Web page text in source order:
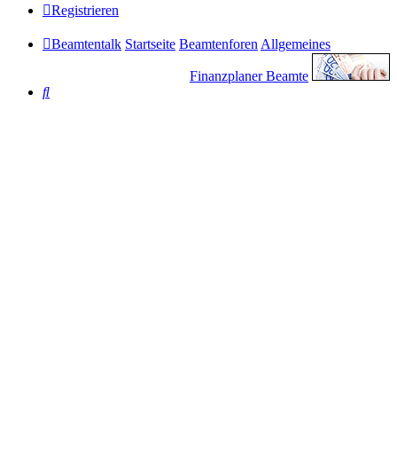
Registrieren
Beamtentalk Startseite BeamtenforenAllgemeines
Finanzplaner Beamte
Suche